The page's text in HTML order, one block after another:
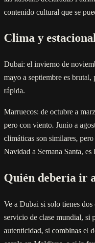
contenido cultural que se
Clima y
Dubai: el invierno de
mayo a septiembre es
rápida.
Marruecos: de octubre a
pero con viento. Junio a
climáticas son similares,
Navidad a Semana Santa, es
Quién debería ir
Ve a Dubai si solo tienes
servicio de clase mundial, si
autenticidad, si combinas el